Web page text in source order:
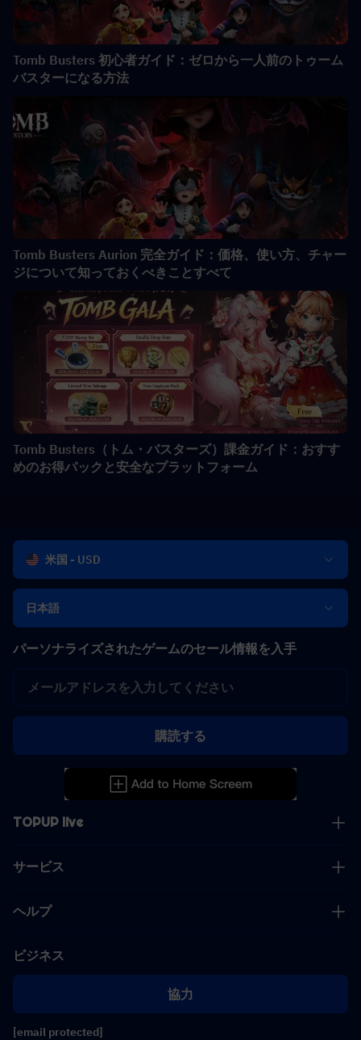
Tomb Busters 初心者ガイド：ゼロから一人前のトゥーム
バスターになる方法
Tomb Busters Aurion 完全ガイド：価格、使い方、チャー
ジについて知っておくべきことすべて
Tomb Busters（トム・バスターズ）課金ガイド：おすす
めのお得パックと安全なプラットフォーム
米国 - USD
日本語
TOPUP live
サービス
ヘルプ
ビジネス
協力
[email protected]
パーソナライズされたゲームのセール情報を入手
購読する